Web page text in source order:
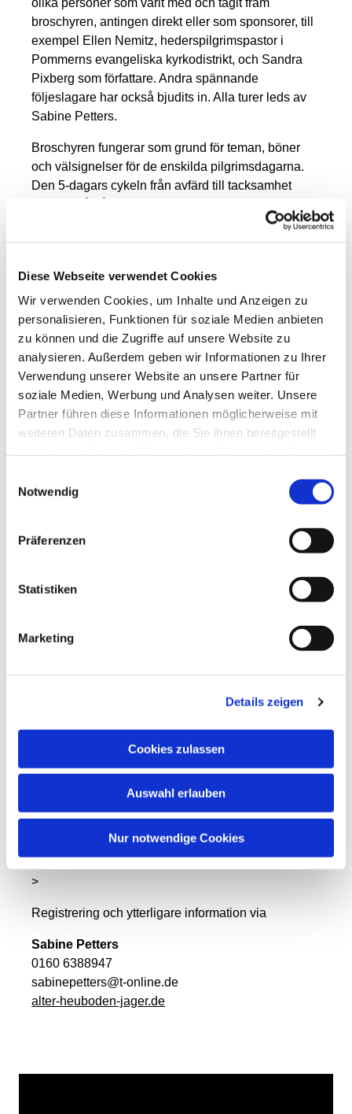
Diese Webseite verwendet Cookies
Wir verwenden Cookies, um Inhalte und Anzeigen zu
personalisieren, Funktionen für soziale Medien anbieten
zu können und die Zugriffe auf unsere Website zu
analysieren. Außerdem geben wir Informationen zu Ihrer
Verwendung unserer Website an unsere Partner für
soziale Medien, Werbung und Analysen weiter. Unsere
Partner führen diese Informationen möglicherweise mit
weiteren Daten zusammen, die Sie ihnen bereitgestellt
Notwendig
Präferenzen
Statistiken
Marketing
Details zeigen
Cookies zulassen
Auswahl erlauben
Nur notwendige Cookies
broschyren, antingen direkt eller som sponsorer, till
exempel Ellen Nemitz, hederspilgrimspastor i
Pommerns evangeliska kyrkodistrikt, och Sandra
Pixberg som författare. Andra spännande
följeslagare har också bjudits in. Alla turer leds av
Sabine Petters.
Broschyren fungerar som grund för teman, böner
och välsignelser för de enskilda pilgrimsdagarna.
Den 5-dagars cykeln från avfärd till tacksamhet
Thu. 12
mars
Tillit - På vägen i skogen
5,8
km
Mi. 13 mars.
Mars
Courage - Söderut till
Greifswalds portar
15
km
Tors. 14
mars
Invigning - Västerut genom
vidsträckta ängar
24
km
Fred. 15
mars
14
km
25
12
Mo 18. mars
22
km
Tirs 19 mars
12
km
km
Heuboden” i Jager
Start varje kl. 9.00
Start och mål vid kapellet i Jager
>
Registrering och ytterligare information via
Sabine Petters
0160 6388947
sabinepetters@t-online.de
alter-heuboden-jager.de